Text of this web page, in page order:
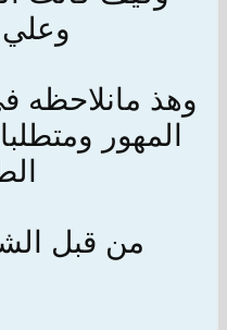
وعلي
وهذ مانلاحظه
المهور
من قبل